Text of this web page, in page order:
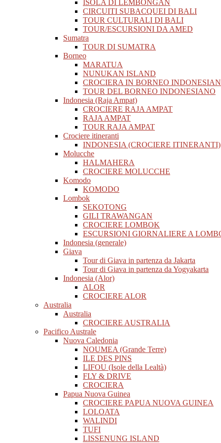
ISOLA DI LEMBONGAN
CIRCUITI SUBACQUEI DI BALI
TOUR CULTURALI DI BALI
TOUR/ESCURSIONI DA AMED
Sumatra
TOUR DI SUMATRA
Borneo
MARATUA
NUNUKAN ISLAND
CROCIERA IN BORNEO
TOUR DEL BORNEO INDONESIANO
Indonesia (Raja Ampat)
CROCIERE RAJA AMPAT
RAJA AMPAT
TOUR RAJA AMPAT
Crociere itineranti
INDONESIA (CROCIERE ITINERANTI)
Molucche
HALMAHERA
CROCIERE MOLUCCHE
Komodo
KOMODO
Lombok
SEKOTONG
GILI TRAWANGAN
CROCIERE LOMBOK
ESCURSIONI GIORNALIERE A
Indonesia (generale)
Giava
Tour di Giava in partenza da Jakarta
Tour di Giava in partenza da Yogyakarta
Indonesia (Alor)
ALOR
CROCIERE ALOR
Australia
Australia
CROCIERE AUSTRALIA
Pacifico Australe
Nuova Caledonia
NOUMEA (Grande Terre)
ILE DES PINS
LIFOU (Isole della Lealtà)
FLY & DRIVE
CROCIERA
Papua Nuova Guinea
CROCIERE PAPUA NUOVA GUINEA
LOLOATA
WALINDI
TUFI
LISSENUNG ISLAND